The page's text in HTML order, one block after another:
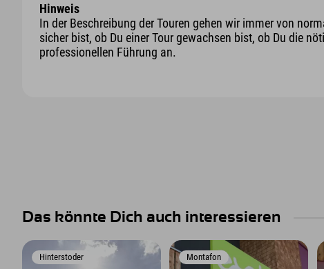
Hinweis
In der Beschreibung der Touren gehen wir immer von
sicher bist, ob Du einer Tour gewachsen bist, ob Du die
professionellen Führung an.
Das könnte Dich auch interessieren
Hinterstoder Montafon